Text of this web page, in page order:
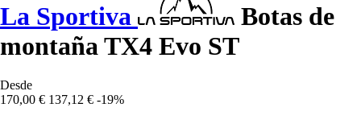
La Sportiva
Botas de
montaña TX4 Evo ST
Desde
170,00 € 137,12 € -19%